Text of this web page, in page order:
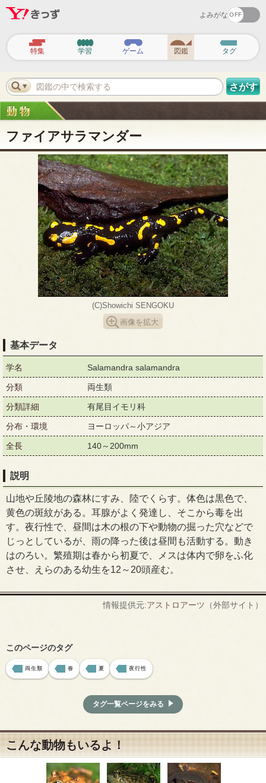
よみがな
ビ
ゲ
ー
シ
ョ
ン
特集 学習 ゲーム 図鑑 タグ
図鑑の中で検索する さがす
ファイアサラマンダー
(C)Showichi SENGOKU
画像を拡大
基本データ
学名 Salamandra salamandra
分類 両生類
分類詳細 有尾目イモリ科
分布・環境 ヨーロッパ～小アジア
全長 140～200mm
説明
山地や丘陵地の森林にすみ、陸でくらす。体色は黒色で、
黄色の斑紋がある。耳腺がよく発達し、そこから毒を出
す。夜行性で、昼間は木の根の下や動物の掘った穴などで
じっとしているが、雨の降った後は昼間も活動する。動き
はのろい。繁殖期は春から初夏で、メスは体内で卵をふ化
させ、えらのある幼生を12～20頭産む。
情報提供元:アストロアーツ （外部サイト）
このページのタグ
両生類 春 夏 夜行性
タグ一覧ページをみる
こんな動物もいるよ！